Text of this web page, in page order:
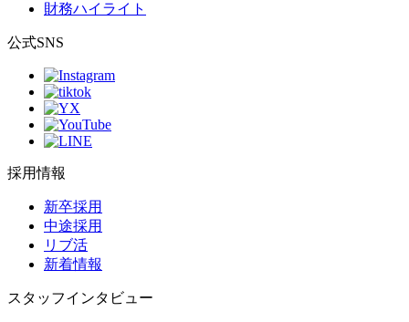
財務ハイライト
公式SNS
採用情報
新卒採用
中途採用
リブ活
新着情報
スタッフインタビュー